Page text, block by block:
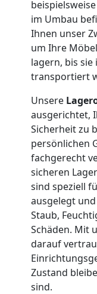
im Umbau
Ihnen unser
um Ihre
lagern, bis sie
transportiert
Unsere
ausgerichtet,
Sicherheit zu
persönlichen
fachgerecht
sicheren
sind speziell
ausgelegt
Staub,
Schäden. Mit
darauf
Zustand
sind.
Umzug